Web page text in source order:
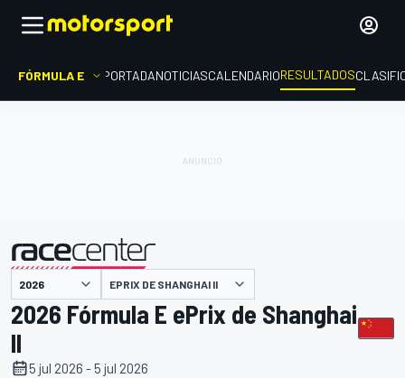
FÓRMULA E PORTADANOTICIASCALENDARIORESULTADOS
presentado por EPRIX DE SHANGHAI II
2026 Fórmula E ePrix de Shanghai
II
5 jul 2026 - 5 jul 2026